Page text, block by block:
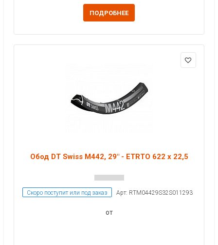
ПОДРОБНЕЕ
Обод DT Swiss M442, 29" - ETRTO 622 x 22,5
Скоро поступит или под заказ Арт: RTM04429S32S011293
от